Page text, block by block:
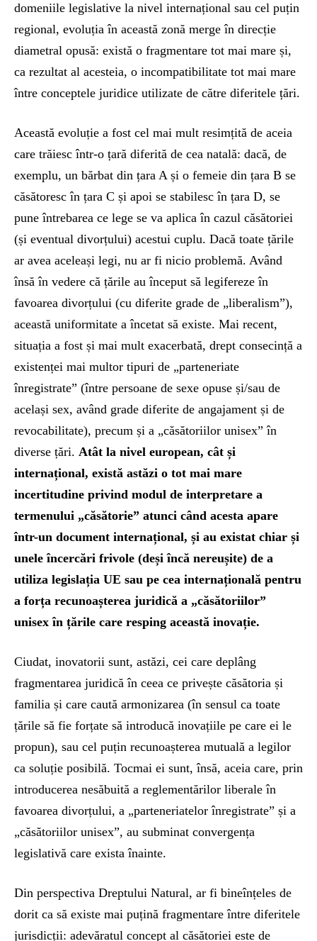
domeniile legislative la nivel internațional sau cel puțin
regional, evoluția în această zonă merge în direcție
diametral opusă: există o fragmentare tot mai mare și,
ca rezultat al acesteia, o incompatibilitate tot mai mare
între conceptele juridice utilizate de către diferitele țări.
Această evoluție a fost cel mai mult resimțită de aceia
care trăiesc într-o țară diferită de cea natală: dacă, de
exemplu, un bărbat din țara A și o femeie din țara B se
căsătoresc în țara C și apoi se stabilesc în țara D, se
pune întrebarea ce lege se va aplica în cazul căsătoriei
(și eventual divorțului) acestui cuplu. Dacă toate țările
ar avea aceleași legi, nu ar fi nicio problemă. Având
însă în vedere că țările au început să legifereze în
favoarea divorțului (cu diferite grade de „liberalism”),
această uniformitate a încetat să existe. Mai recent,
situația a fost și mai mult exacerbată, drept consecință a
existenței mai multor tipuri de „parteneriate
înregistrate” (între persoane de sexe opuse și/sau de
același sex, având grade diferite de angajament și de
revocabilitate), precum și a „căsătoriilor unisex” în
diverse țări. Atât la nivel european, cât și
internațional, există astăzi o tot mai mare
incertitudine privind modul de interpretare a
termenului „căsătorie” atunci când acesta apare
într-un document internațional, și au existat chiar și
unele încercări frivole (deși încă nereușite) de a
utiliza legislația UE sau pe cea internațională pentru
a forța recunoașterea juridică a „căsătoriilor”
unisex în țările care resping această inovație.
Ciudat, inovatorii sunt, astăzi, cei care deplâng
fragmentarea juridică în ceea ce privește căsătoria și
familia și care caută armonizarea (în sensul ca toate
țările să fie forțate să introducă inovațiile pe care ei le
propun), sau cel puțin recunoașterea mutuală a legilor
ca soluție posibilă. Tocmai ei sunt, însă, aceia care, prin
introducerea nesăbuită a reglementărilor liberale în
favoarea divorțului, a „parteneriatelor înregistrate” și a
„căsătoriilor unisex”, au subminat convergența
legislativă care exista înainte.
Din perspectiva Dreptului Natural, ar fi bineînțeles de
dorit ca să existe mai puțină fragmentare între diferitele
jurisdicții: adevăratul concept al căsătoriei este de